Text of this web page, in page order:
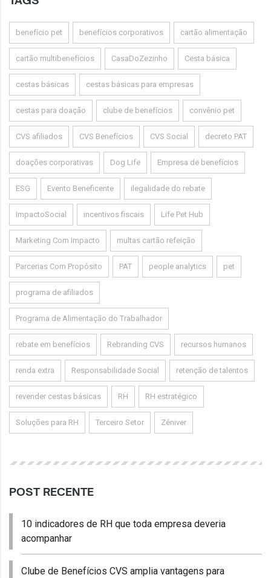
benefício pet benefícios corporativos cartão alimentação
cartão multibenefícios CasaDoZezinho Cesta básica
cestas básicas cestas básicas para empresas
cestas para doação clube de benefícios convênio pet
CVS afiliados CVS Benefícios CVS Social decreto PAT
doações corporativas Dog Life Empresa de benefícios
ESG Evento Beneficente ilegalidade do rebate
ImpactoSocial incentivos fiscais Life Pet Hub
Marketing Com Impacto multas cartão refeição
Parcerias Com Propósito PAT people analytics pet
programa de afiliados
Programa de Alimentação do Trabalhador
rebate em benefícios Rebranding CVS recursos humanos
renda extra Responsabilidade Social retenção de talentos
revender cestas básicas RH RH estratégico
Soluções para RH Terceiro Setor Zéniver
POST RECENTE
10 indicadores de RH que toda empresa deveria
acompanhar
Clube de Benefícios CVS amplia vantagens para